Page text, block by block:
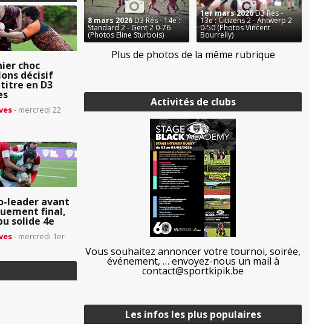
choc
décisif
en D3
- mercredi 22
leader avant
final,
solide 4e
- mercredi 1er
Activités de clubs
Vous souhaitez annoncer votre tournoi, soirée,
événement, … envoyez-nous un mail à
contact@sportkipik.be
Les infos les plus populaires
8 mars 2026D3 Rés - 14e :
Standard 2 - Gent 2 0-76
(Photos Eline Sturbois)
1er mars 2026D3 Rés -
13e : Citizens 2 - Antwerp 2
0-50 (Photos Vincent
Bourrelly)
Plus de photos de la même rubrique